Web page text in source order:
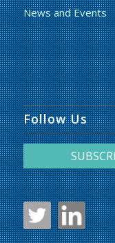
News and Events
Follow Us